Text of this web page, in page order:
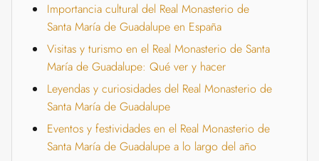
Importancia cultural del Real Monasterio de
Santa María de Guadalupe en España
Visitas y turismo en el Real Monasterio de Santa
María de Guadalupe: Qué ver y hacer
Leyendas y curiosidades del Real Monasterio de
Santa María de Guadalupe
Eventos y festividades en el Real Monasterio de
Santa María de Guadalupe a lo largo del año